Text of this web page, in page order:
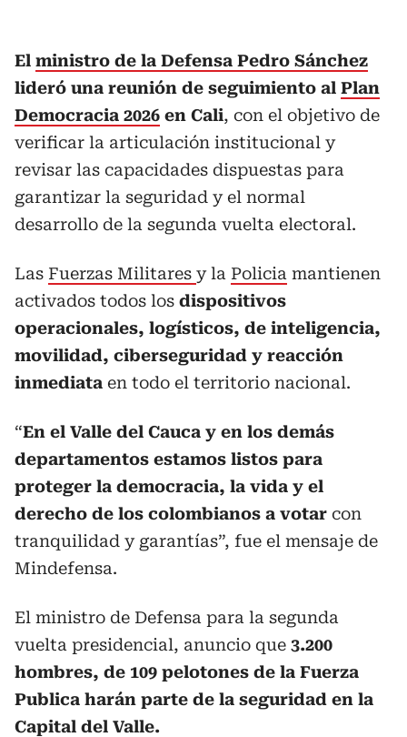
El ministro de la Defensa Pedro Sánchez
lideró una reunión de seguimiento al Plan
Democracia 2026 en Cali, con el objetivo de
verificar la articulación institucional y
revisar las capacidades dispuestas para
garantizar la seguridad y el normal
desarrollo de la segunda vuelta electoral.
Las Fuerzas Militares y la Policia mantienen
activados todos los dispositivos
operacionales, logísticos, de inteligencia,
movilidad, ciberseguridad y reacción
inmediata en todo el territorio nacional.
“En el Valle del Cauca y en los demás
departamentos estamos listos para
proteger la democracia, la vida y el
derecho de los colombianos a votar con
tranquilidad y garantías”, fue el mensaje de
Mindefensa.
El ministro de Defensa para la segunda
vuelta presidencial, anuncio que 3.200
hombres, de 109 pelotones de la Fuerza
Publica harán parte de la seguridad en la
Capital del Valle.